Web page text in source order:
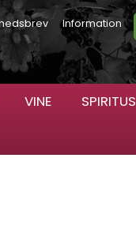
Information
VINE SPIRITUS